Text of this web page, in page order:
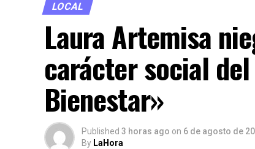
participación en un programa de
emitieron expresiones consideradas
desatando el rechazo generalizado de
Curiosamente, vecinos de la zona
presencia de la casa de gestión
publicitarios o lonas visibles que
adyacente de carácter político ante
LOCAL
Laura Artemisa
carácter social
Bienestar»
Published 3 horas ago on 6 de agosto de
By LaHora